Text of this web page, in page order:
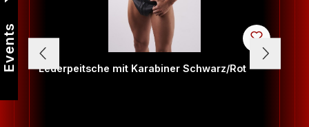
Lederpeitsche mit Karabiner Schwarz/Rot
Events